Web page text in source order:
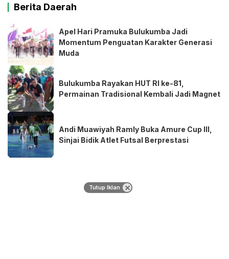
Berita Daerah
Apel Hari Pramuka Bulukumba Jadi
Momentum Penguatan Karakter Generasi
Muda
Bulukumba Rayakan HUT RI ke-81,
Permainan Tradisional Kembali Jadi Magnet
Andi Muawiyah Ramly Buka Amure Cup III,
Sinjai Bidik Atlet Futsal Berprestasi
Tutup Iklan